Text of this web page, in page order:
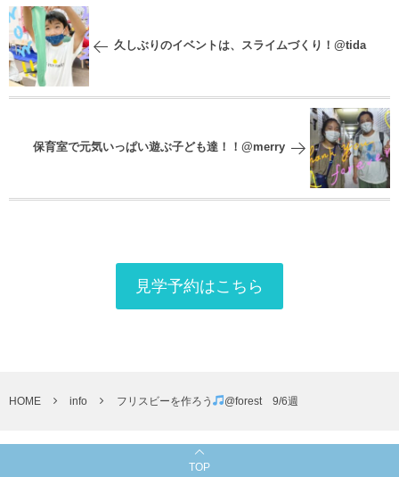
久しぶりのイベントは、スライムづくり！@tida
保育室で元気いっぱい遊ぶ子ども達！！@merry
見学予約はこちら
HOME info フリスビーを作ろう @forest 9/6週
TOP